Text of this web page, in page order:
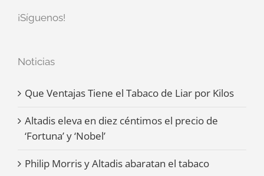
¡Síguenos!
Noticias
Que Ventajas Tiene el Tabaco de Liar por Kilos
Altadis eleva en diez céntimos el precio de
‘Fortuna’ y ‘Nobel’
Philip Morris y Altadis abaratan el tabaco